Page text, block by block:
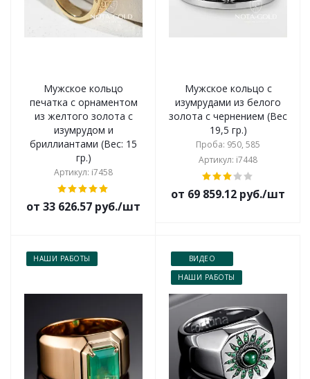
Мужское кольцо
печатка с орнаментом
из желтого золота с
изумрудом и
бриллиантами (Вес: 15
гр.)
Артикул: i7458
от 33 626.57 руб./шт
Мужское кольцо с
изумрудами из белого
золота с чернением (Вес
19,5 гр.)
Проба: 950, 585
Артикул: i7448
от 69 859.12 руб./шт
НАШИ РАБОТЫ
ВИДЕО
НАШИ РАБОТЫ